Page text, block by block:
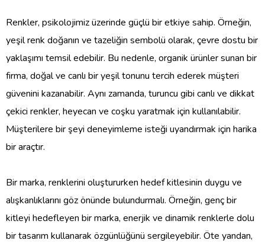
Renkler, psikolojimiz üzerinde güçlü bir etkiye sahip. Örneğin,
yeşil renk doğanın ve tazeliğin sembolü olarak, çevre dostu bir
yaklaşımı temsil edebilir. Bu nedenle, organik ürünler sunan bir
firma, doğal ve canlı bir yeşil tonunu tercih ederek müşteri
güvenini kazanabilir. Aynı zamanda, turuncu gibi canlı ve dikkat
çekici renkler, heyecan ve coşku yaratmak için kullanılabilir.
Müşterilere bir şeyi deneyimleme isteği uyandırmak için harika
bir araçtır.
Bir marka, renklerini oluştururken hedef kitlesinin duygu ve
alışkanlıklarını göz önünde bulundurmalı. Örneğin, genç bir
kitleyi hedefleyen bir marka, enerjik ve dinamik renklerle dolu
bir tasarım kullanarak özgünlüğünü sergileyebilir. Öte yandan,